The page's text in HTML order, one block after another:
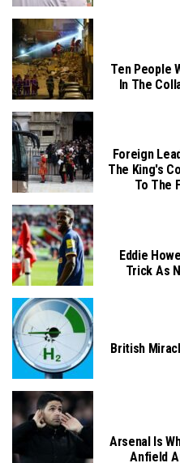
Ten People
In The
Foreign
The King's
To The
Eddie
Trick As
British
Arsenal Is
Anfield